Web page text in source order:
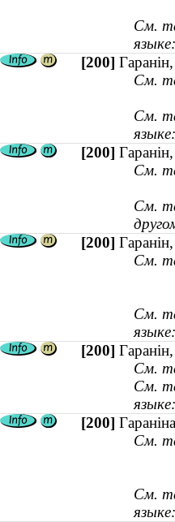
См.
языке:
[200]
См.
См.
языке:
[200]
См.
См.
[200]
См.
См.
языке:
[200]
См.
См.
языке:
[200]
См.
См.
языке: